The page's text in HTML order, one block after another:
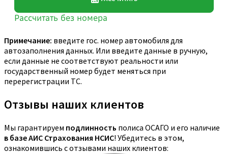
Примечание: введите гос. номер автомобиля для
автозаполнения данных. Или введите данные в ручную,
если данные не соответствуют реальности или
государственный номер будет меняться при
перерегистрации ТС.
Отзывы наших клиентов
Мы гарантируем подлинность полиса ОСАГО и его наличие
в базе АИС Страхования НСИС! Убедитесь в этом,
ознакомившись с отзывами наших клиентов: